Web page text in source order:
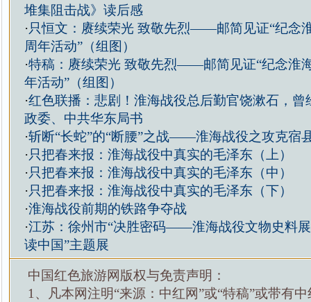
堆集阻击战》读后感
·只恒文：赓续荣光 致敬先烈——邮简见证“纪念
周年活动”（组图）
·特稿：赓续荣光 致敬先烈——邮简见证“纪念淮
年活动”（组图）
·红色联播：悲剧！淮海战役总后勤官饶漱石，曾
政委、中共华东局书
·斩断“长蛇”的“断腰”之战——淮海战役之攻克宿
·只把春来报：淮海战役中真实的毛泽东（上）
·只把春来报：淮海战役中真实的毛泽东（中）
·只把春来报：淮海战役中真实的毛泽东（下）
·淮海战役前期的铁路争夺战
·江苏：徐州市“决胜密码——淮海战役文物史料展
读中国”主题展
中国红色旅游网版权与免责声明：
1、凡本网注明“来源：中红网”或“特稿”或带有